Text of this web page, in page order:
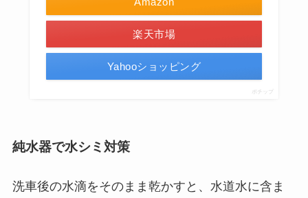
楽天市場
Yahooショッピング
ポチップ
純水器で水シミ対策
洗車後の水滴をそのまま乾かすと、水道水に含ま